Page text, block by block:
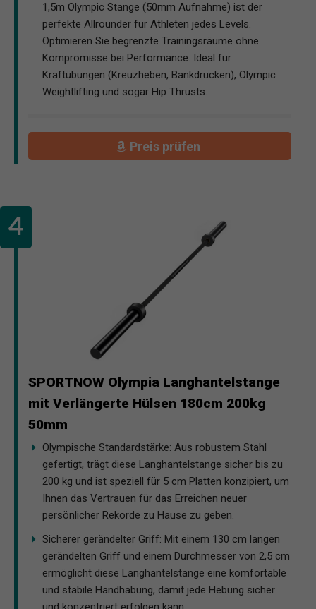
1,5m Olympic Stange (50mm Aufnahme) ist der
perfekte Allrounder für Athleten jedes Levels.
Optimieren Sie begrenzte Trainingsräume ohne
Kompromisse bei Performance. Ideal für
Kraftübungen (Kreuzheben, Bankdrücken), Olympic
Weightlifting und sogar Hip Thrusts.
Preis prüfen
SPORTNOW Olympia Langhantelstange
mit Verlängerte Hülsen 180cm 200kg
50mm
Olympische Standardstärke: Aus robustem Stahl
gefertigt, trägt diese Langhantelstange sicher bis zu
200 kg und ist speziell für 5 cm Platten konzipiert, um
Ihnen das Vertrauen für das Erreichen neuer
persönlicher Rekorde zu Hause zu geben.
Sicherer gerändelter Griff: Mit einem 130 cm langen
gerändelten Griff und einem Durchmesser von 2,5 cm
ermöglicht diese Langhantelstange eine komfortable
und stabile Handhabung, damit jede Hebung sicher